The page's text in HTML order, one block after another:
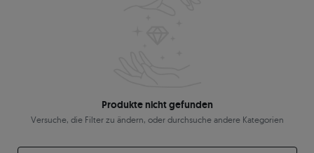
Produkte nicht gefunden
Versuche, die Filter zu ändern, oder durchsuche andere Kategorien